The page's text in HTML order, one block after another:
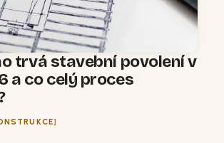
trvá stavební povolení v
a co celý proces